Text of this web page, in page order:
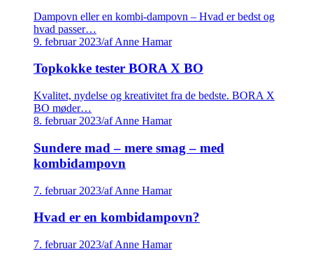
Dampovn eller en kombi-dampovn – Hvad er bedst og
hvad passer…
9. februar 2023/af Anne Hamar
Topkokke tester BORA X BO
Kvalitet, nydelse og kreativitet fra de bedste. BORA X
BO møder…
8. februar 2023/af Anne Hamar
Sundere mad – mere smag – med
kombidampovn
7. februar 2023/af Anne Hamar
Hvad er en kombidampovn?
7. februar 2023/af Anne Hamar